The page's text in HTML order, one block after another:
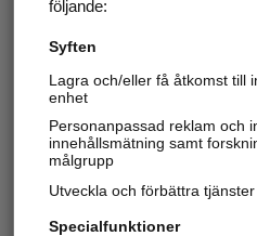
följande:
Syften
Lagra och/eller få åtkomst till
enhet
Personanpassad reklam och
innehållsmätning samt
målgrupp
Utveckla och förbättra tjänster
Specialfunktioner